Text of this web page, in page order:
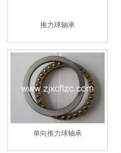
推力球轴承
单向推力球轴承